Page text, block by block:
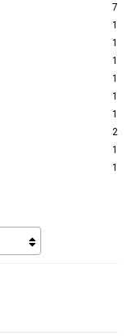
7
1
1
1
1
1
1
2
1
1